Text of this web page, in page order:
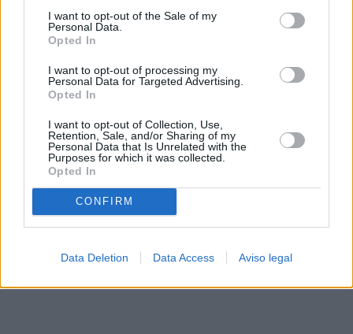
cualquier momento entrando de nuevo en este sitio web o
visitando nuestra política de privacidad.
I want to opt-out of the Sale of my
Personal Data.
Opted In
I want to opt-out of processing my
Personal Data for Targeted Advertising.
Opted In
I want to opt-out of Collection, Use,
Retention, Sale, and/or Sharing of my
Personal Data that Is Unrelated with the
Purposes for which it was collected.
Opted In
CONFIRM
Data Deletion Data Access Aviso legal